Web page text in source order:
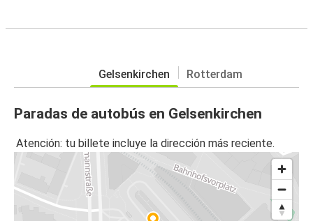
Gelsenkirchen Rotterdam
Paradas de autobús en Gelsenkirchen
Atención: tu billete incluye la dirección más reciente.